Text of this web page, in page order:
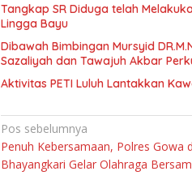
Tangkap SR Diduga telah
Lingga Bayu
Dibawah Bimbingan Mursyid
Sazaliyah dan Tawajuh Akbar
Aktivitas PETI Luluh Lantakkan
Navigasi
pos
Pos sebelumnya
Penuh Kebersamaan, Polres Gowa
Bhayangkari Gelar Olahraga